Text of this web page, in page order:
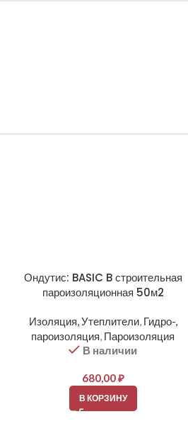
Ондутис: BASIC B строительная
пароизоляционная 50м2
Изоляция, Утеплители, Гидро-,
пароизоляция, Пароизоляция
В наличии
680,00₽
В КОРЗИНУ